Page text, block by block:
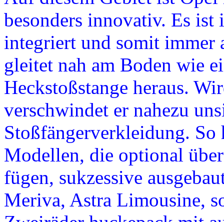
besonders innovativ. Es
integriert und somit immer
gleitet nah am Boden wie
Heckstoßstange heraus.
verschwindet er nahezu
Stoßfängerverkleidung. So
Modellen, die optional
fügen, sukzessive
Meriva, Astra Limousine,